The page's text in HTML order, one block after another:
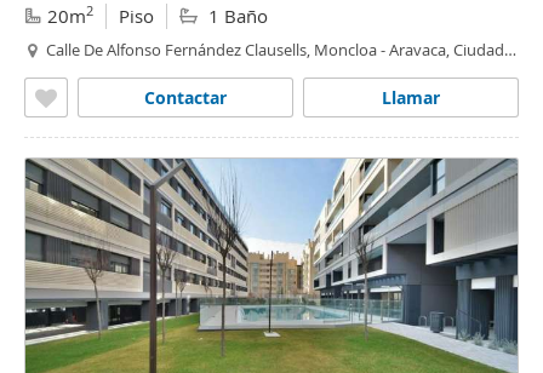
20m2 Piso 1 Baño
Calle De Alfonso Fernández Clausells, Moncloa - Aravaca, Ciudad
Llamar
Contactar